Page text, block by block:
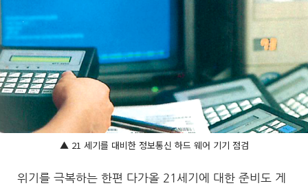
▲ 21 세기를 대비한 정보통신 하드 웨어 기기 점검
위기를 극복하는 한편 다가올 21세기에 대한 준비도 게